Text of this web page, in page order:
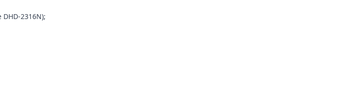
DHD-2316N);